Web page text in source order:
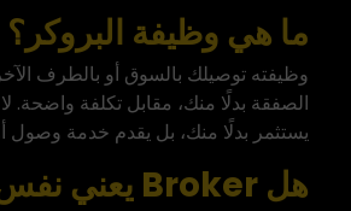
ما هي وظيفة البروكر؟
وظيفته توصيلك بالسوق أو بالطرف
الصفقة بدلًا منك، مقابل تكلفة واضحة.
يستثمر بدلًا منك، بل يقدم خدمة وصول
هل Broker يعني نفس الوسيط؟